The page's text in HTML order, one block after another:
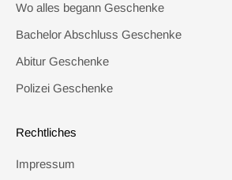
Wo alles begann Geschenke
Bachelor Abschluss Geschenke
Abitur Geschenke
Polizei Geschenke
Rechtliches
Impressum